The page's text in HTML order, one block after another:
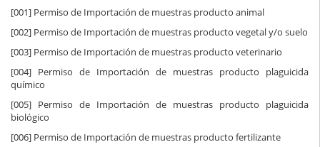
[001] Permiso de Importación de muestras producto animal
[002] Permiso de Importación de muestras producto vegetal y/o suelo
[003] Permiso de Importación de muestras producto veterinario
[004] Permiso de Importación de muestras producto plaguicida
químico
[005] Permiso de Importación de muestras producto plaguicida
biológico
[006] Permiso de Importación de muestras producto fertilizante